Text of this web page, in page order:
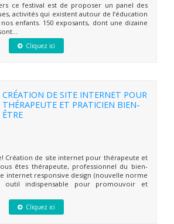
ce festival est de proposer un panel des
activités qui existent autour de l’éducation
enfants. 150 exposants, dont une dizaine
Cliquez ici
CRÉATION DE SITE INTERNET POUR
THÉRAPEUTE ET PRATICIEN BIEN-
ÊTRE
Création de site internet pour thérapeute et
êtes thérapeute, professionnel du bien-
internet responsive design (nouvelle norme
indispensable pour promouvoir et
Cliquez ici